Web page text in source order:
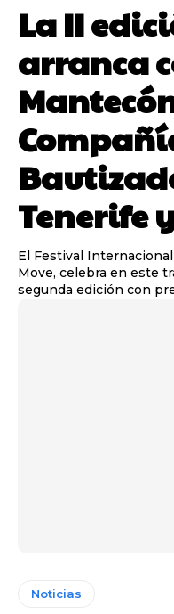
La II
arranca
Tenerife
El Festival
Move, celebra en este
segunda edición con
Noticias